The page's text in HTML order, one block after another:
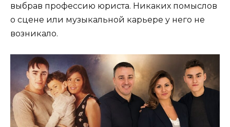
выбрав профессию юриста. Никаких помыслов
о сцене или музыкальной карьере у него не
возникало.